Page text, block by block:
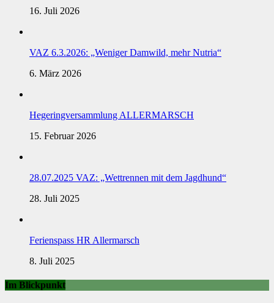
16. Juli 2026
VAZ 6.3.2026: „Weniger Damwild, mehr Nutria“
6. März 2026
Hegeringversammlung ALLERMARSCH
15. Februar 2026
28.07.2025 VAZ: „Wettrennen mit dem Jagdhund“
28. Juli 2025
Ferienspass HR Allermarsch
8. Juli 2025
Im Blickpunkt